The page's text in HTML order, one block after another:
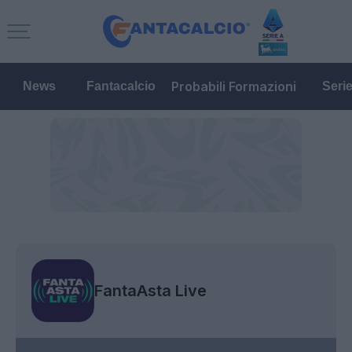
News Fantacalcio Probabili Formazioni
FantaAsta Live